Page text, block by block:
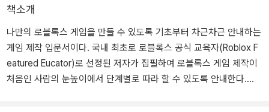
책소개
나만의 로블록스 게임을 만들 수 있도록 기초부터 차근차근 안내하는
게임 제작 입문서이다. 국내 최초로 로블록스 공식 교육자(Roblox F
eatured Eucator)로 선정된 저자가 집필하여 로블록스 게임 제작이
처음인 사람의 눈높이에서 단계별로 따라 할 수 있도록 안내한다.